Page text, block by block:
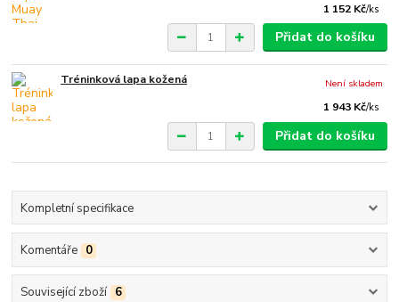
1 152 Kč/ks
Přidat do košíku
Tréninková lapa kožená
1 943 Kč/ks
Není skladem
Přidat do košíku
Kompletní specifikace
Komentáře 0
Související zboží 6